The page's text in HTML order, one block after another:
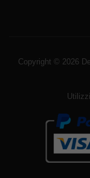
Copyright © 2026